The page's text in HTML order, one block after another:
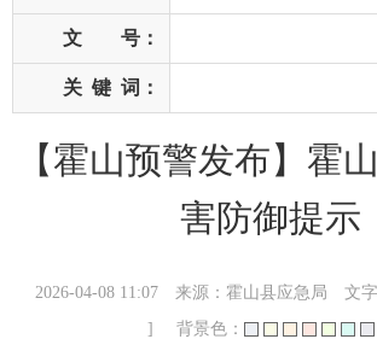
文 号：
关 键 词：
【霍山预警发布】霍
害防御提示
2026-04-08 11:07 来源：霍山县应急局 文
]
背景色：